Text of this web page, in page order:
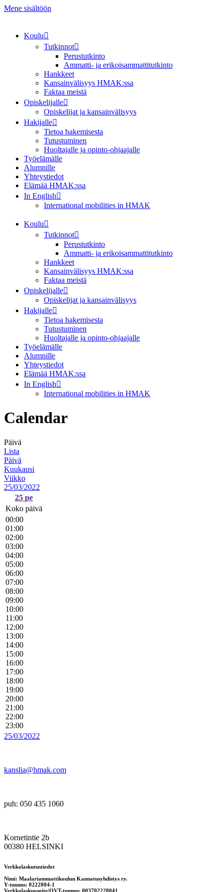
Mene sisältöön
Koulu
Tutkinnot
Perustutkinto
Ammatti- ja erikoisammattitutkinto
Hankkeet
Kansainvälisyys HMAK:ssa
Faktaa meistä
Opiskelijalle
Opiskelijat ja kansainvälisyys
Hakijalle
Tietoa hakemisesta
Tutustuminen
Huoltajalle ja opinto-ohjaajalle
Työelämälle
Alumnille
Yhteystiedot
Elämää HMAK:ssa
In English
International mobilities in HMAK
Koulu
Tutkinnot
Perustutkinto
Ammatti- ja erikoisammattitutkinto
Hankkeet
Kansainvälisyys HMAK:ssa
Faktaa meistä
Opiskelijalle
Opiskelijat ja kansainvälisyys
Hakijalle
Tietoa hakemisesta
Tutustuminen
Huoltajalle ja opinto-ohjaajalle
Työelämälle
Alumnille
Yhteystiedot
Elämää HMAK:ssa
In English
International mobilities in HMAK
Calendar
Päivä
Lista
Päivä
Kuukausi
Viikko
25/03/2022
25 pe
Koko päivä
00:00
01:00
02:00
03:00
04:00
05:00
06:00
07:00
08:00
09:00
10:00
11:00
12:00
13:00
14:00
15:00
16:00
17:00
18:00
19:00
20:00
21:00
22:00
23:00
25/03/2022
kanslia@hmak.com
puh: 050 435 1060
Kornetintie 2b
00380 HELSINKI
Verkkolaskutustiedot
Nimi: Maalariammattikoulun Kannatusyhdistys ry.
Y-tunnus: 0222804-1
Verkkolaskuosoite/OVT-tunnus: 003702228041